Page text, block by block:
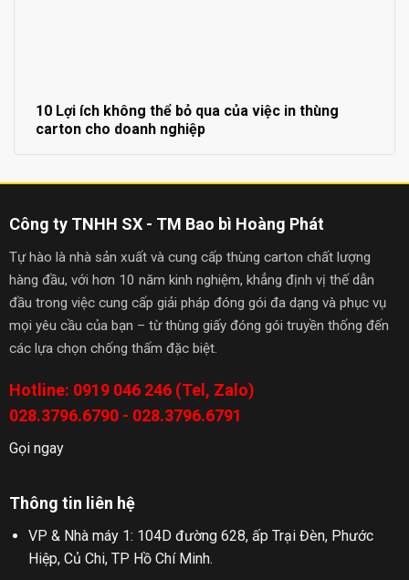
10 Lợi ích không thể bỏ qua của việc in thùng
carton cho doanh nghiệp
Công ty TNHH SX - TM Bao bì Hoàng Phát
Tự hào là nhà sản xuất và cung cấp thùng carton chất lượng
hàng đầu, với hơn 10 năm kinh nghiệm, khẳng định vị thế dẫn
đầu trong việc cung cấp giải pháp đóng gói đa dạng và phục vụ
mọi yêu cầu của bạn – từ thùng giấy đóng gói truyền thống đến
các lựa chọn chống thấm đặc biệt.
Hotline: 0919 046 246 (Tel, Zalo)
028.3796.6790 - 028.3796.6791
Gọi ngay
Thông tin liên hệ
VP & Nhà máy 1: 104D đường 628, ấp Trại Đèn, Phước
Hiệp, Củ Chi, TP Hồ Chí Minh.